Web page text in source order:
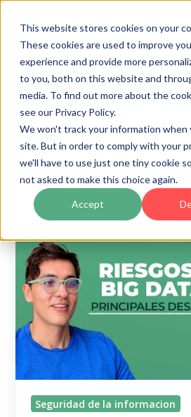
This website stores cookies on your
These cookies are used to improve
experience and provide more
to you, both on this website and
media. To find out more about the
see our Privacy Policy.
We won't track your information when
site. But in order to comply with your
we'll have to use just one tiny cookie
not asked to make this choice again.
Accept
Seguridad de la
comunes
al
usar
Big
Data
que
nadie
cuenta
Seguridad de la informacion